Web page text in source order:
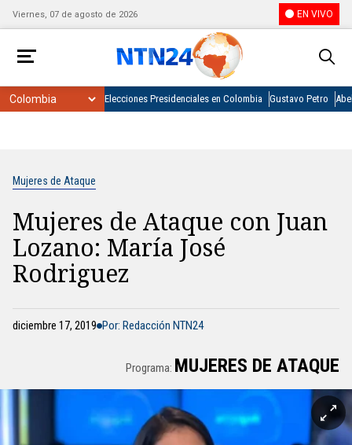
Viernes, 07 de agosto de 2026 EN VIVO
Elecciones Presidenciales en Colombia Gustavo Petro
Mujeres de Ataque
Mujeres de Ataque con Juan
Lozano: María José
Rodriguez
diciembre 17, 2019 Por: Redacción NTN24
Programa: MUJERES DE ATAQUE